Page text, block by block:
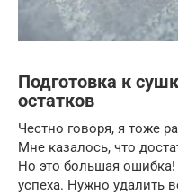
Подготовка к
остатков
Честно говоря, я тоже
Мне казалось, что
Но это большая ошибка!
успеха. Нужно удалить